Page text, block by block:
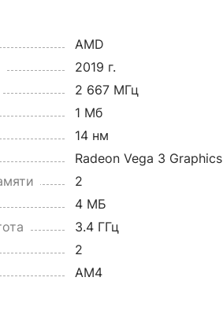
AMD
2019 г.
2 667 МГц
1 Мб
14 нм
Radeon Vega 3 Graphics
2
4 МБ
3.4 ГГц
2
AM4